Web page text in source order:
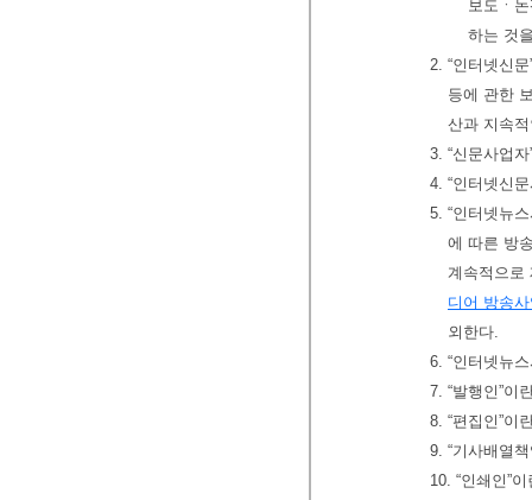
보도ㆍ
하는 것
2. “인터넷신
등에 관한
산과 지속
3. “신문사업
4. “인터넷신
5. “인터넷뉴
에 따른 방
계속적으로
디어 방송
외한다.
6. “인터넷뉴
7. “발행인”이
8. “편집인”이
9. “기사배열
10. “인쇄인”